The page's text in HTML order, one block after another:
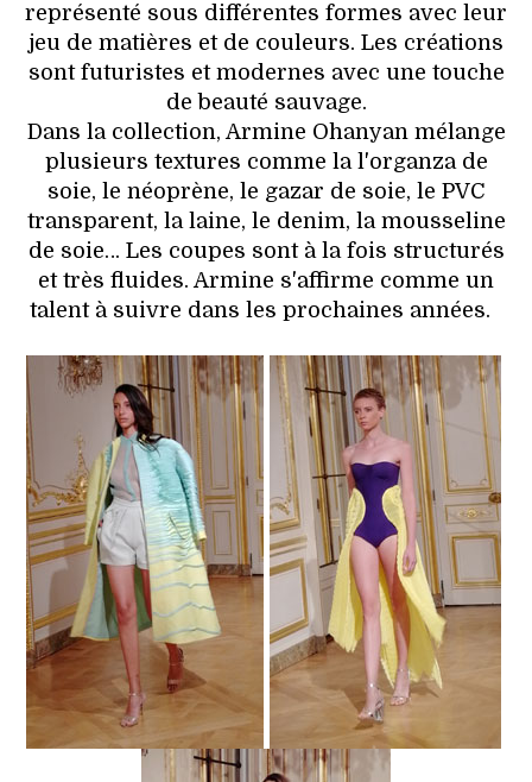
représenté sous différentes formes avec leur
jeu de matières et de couleurs. Les créations
sont futuristes et modernes avec une touche
de beauté sauvage.
Dans la collection, Armine Ohanyan mélange
plusieurs textures comme la l'organza de
soie, le néoprène, le gazar de soie, le PVC
transparent, la laine, le denim, la mousseline
de soie… Les coupes sont à la fois structurés
et très fluides. Armine s'affirme comme un
talent à suivre dans les prochaines années.